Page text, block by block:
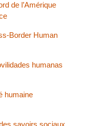
de l’Amérique
Border Human
humanas
humaine